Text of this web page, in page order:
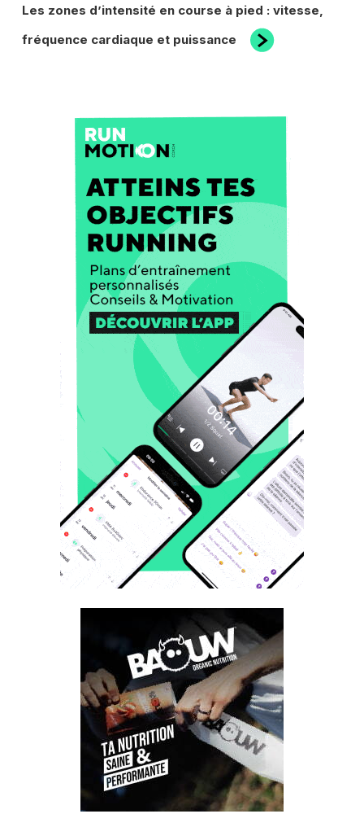
Article
suivant
Les zones d’intensité en course à pied : vitesse,
fréquence cardiaque et puissance